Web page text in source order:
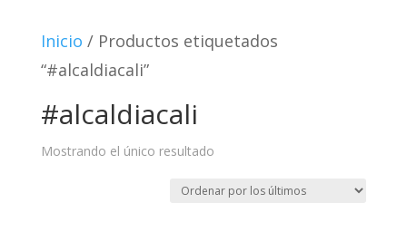
Inicio / Productos etiquetados
“#alcaldiacali”
#alcaldiacali
Mostrando el único resultado